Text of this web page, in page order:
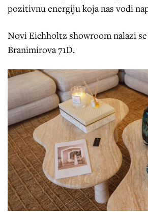
pozitivnu energiju koja nas vodi
Novi Eichholtz showroom nalazi se
Branimirova 71D.